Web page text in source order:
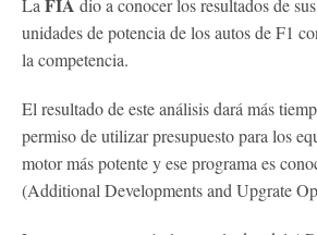
La
dio a conocer los resultados de
unidades de potencia de los autos de F1
la competencia.
El resultado de este análisis dará más
permiso de utilizar presupuesto para los
motor más potente y ese programa es
(Additional Developments and Upgrate